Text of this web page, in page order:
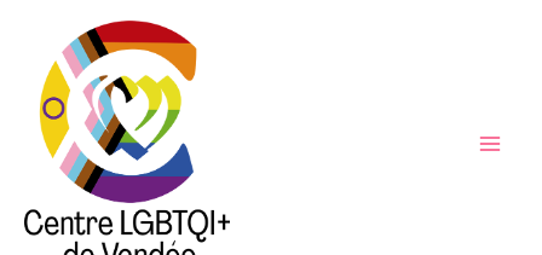
contenu